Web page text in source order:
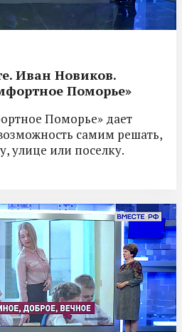
Иван Новиков.
Поморье»
Поморье» дает
самим решать,
улице или поселку.